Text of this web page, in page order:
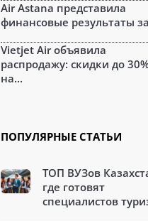
Air Astana представила
финансовые результаты
Vietjet Air объявила
распродажу: скидки до
на...
ПОПУЛЯРНЫЕ СТАТЬИ
ТОП ВУЗов
где готовят
специалистов